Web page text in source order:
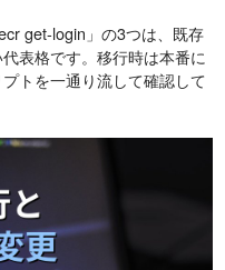
get-login」の3つは、既存
表格です。移行時は本番に
トを一通り流して確認して